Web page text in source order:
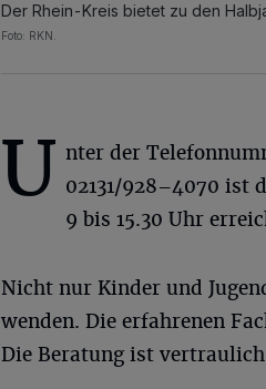
Der Rhein-Kreis bietet zu den
Foto: RKN.
U nter der
02131/928–4070 ist
9 bis 15.30 Uhr
Nicht nur Kinder und
wenden. Die erfahrenen
Die Beratung ist